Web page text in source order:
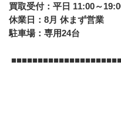
買取受付：平日 11:00～
休業日：8月 休まず営業
駐車場：専用24台